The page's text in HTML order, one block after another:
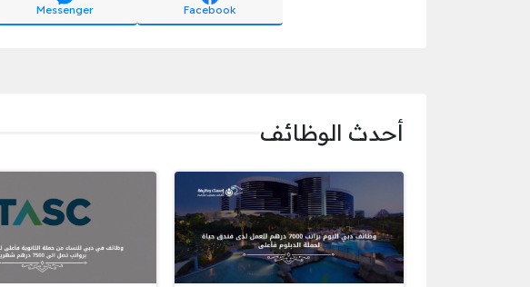
Facebook
Messenger
أحدث الوظائف